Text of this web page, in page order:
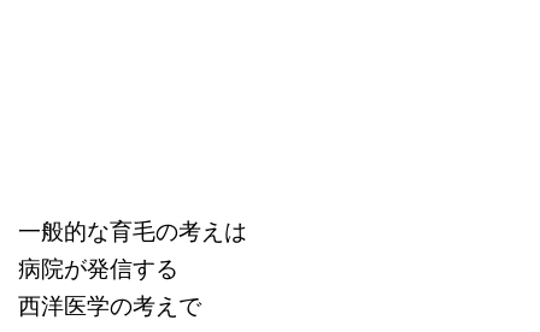
一般的な育毛の考えは
病院が発信する
西洋医学の考えで